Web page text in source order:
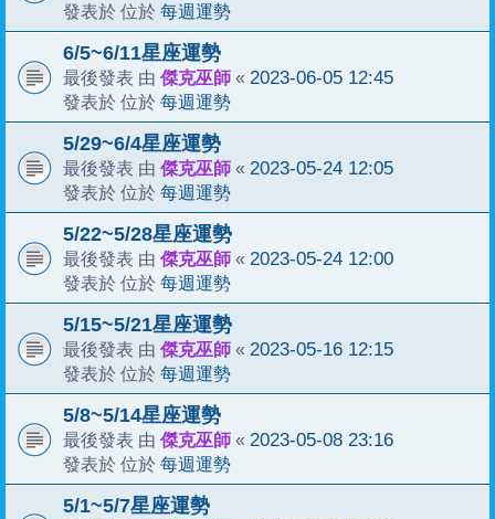
發表於 位於 每週運勢
6/5~6/11星座運勢
最後發表 由 傑克巫師 « 2023-06-05 12:45
發表於 位於 每週運勢
5/29~6/4星座運勢
最後發表 由 傑克巫師 « 2023-05-24 12:05
發表於 位於 每週運勢
5/22~5/28星座運勢
最後發表 由 傑克巫師 « 2023-05-24 12:00
發表於 位於 每週運勢
5/15~5/21星座運勢
最後發表 由 傑克巫師 « 2023-05-16 12:15
發表於 位於 每週運勢
5/8~5/14星座運勢
最後發表 由 傑克巫師 « 2023-05-08 23:16
發表於 位於 每週運勢
5/1~5/7星座運勢